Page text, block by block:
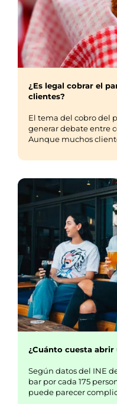
¿Es legal cobrar el
clientes?
El tema del cobro del
generar debate entre
Aunque muchos
¿Cuánto cuesta abrir
Según datos del INE
bar por cada 175
puede parecer